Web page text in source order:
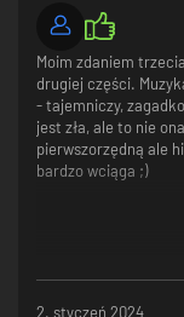
gradually transformed
voyage aboard a
Accompanied by an
Voralberg's dream,
legendary island of
Moim zdaniem
drugiej części.
- tajemniczy,
jest zła, ale to nie
pierwszorzędną ale
bardzo wciąga ;)
2. styczeń 2024